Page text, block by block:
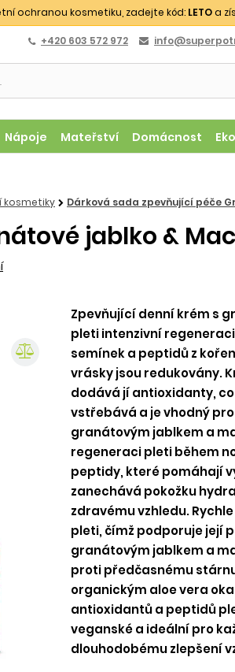
ochranou kosmetiku, zadejte kód: LETOa
+420 603 572 972
Nápoje Mateřství Domácnost
kosmetiky Dárková sada zpevňující péče
jablko &
Zpevňující denní krém s
pleti intenzivní
semínek a peptidů z
vrásky jsou redukovány.
dodává jí antioxidanty,
vstřebává a je vhodný
granátovým jablkem a
regeneraci pleti během
peptidy, které pomáhají
zanechává pokožku
zdravému vzhledu.
pleti, čímž podporuje její
granátovým jablkem a
proti předčasnému
organickým aloe vera
antioxidantů a peptidů
veganské a ideální pro
dlouhodobému zlepšení